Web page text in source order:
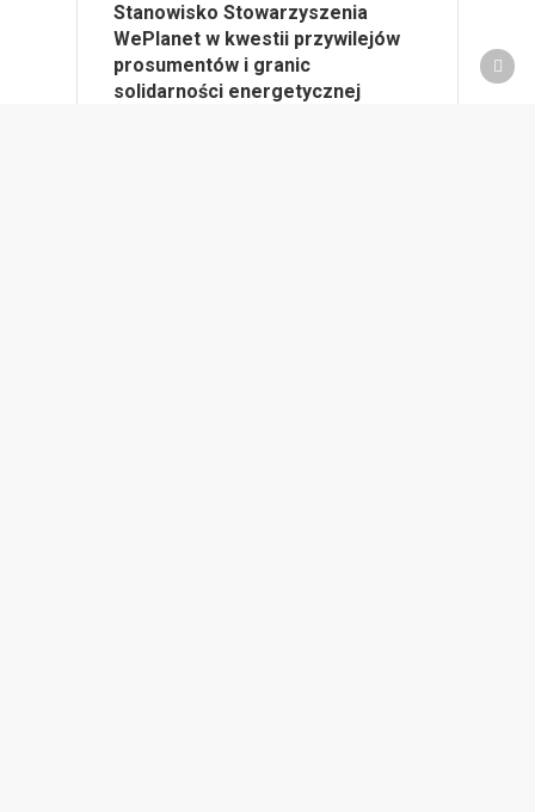
Stanowisko Stowarzyszenia
WePlanet w kwestii przywilejów
prosumentów i granic
solidarności energetycznej